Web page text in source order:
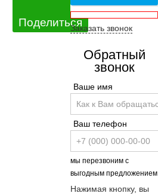
Заказать звонок
Обратный
звонок
Ваше имя
Ваш телефон
мы перезвоним с
выгодным предложением
Нажимая кнопку, вы
Поделиться